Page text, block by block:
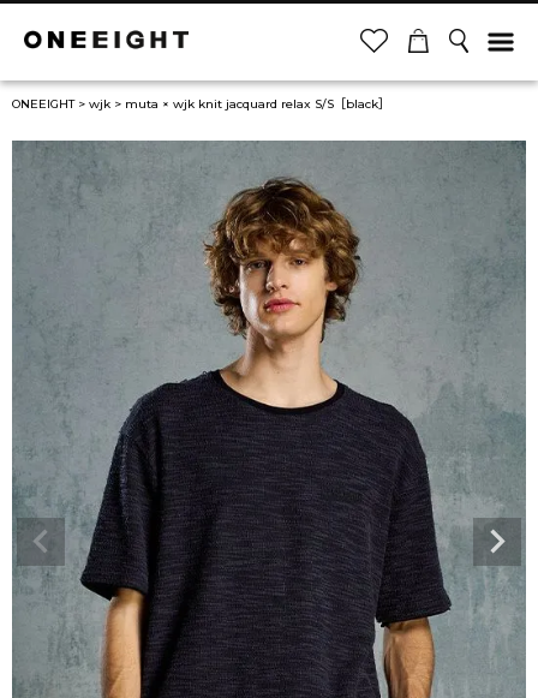
ONEEIGHT wjk muta × wjk knit jacquard relax S/S［black］